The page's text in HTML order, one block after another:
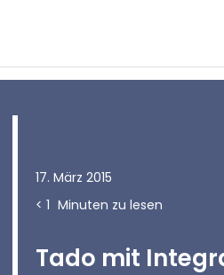
17. März 2015
< 1 Minuten zu lesen
Tado mit